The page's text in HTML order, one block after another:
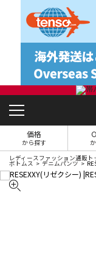
価格
から探す
レディースファッション通販ト
ボトムス デニムパンツ